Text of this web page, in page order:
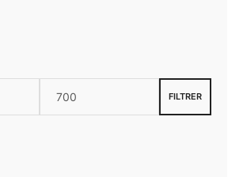
FILTRER